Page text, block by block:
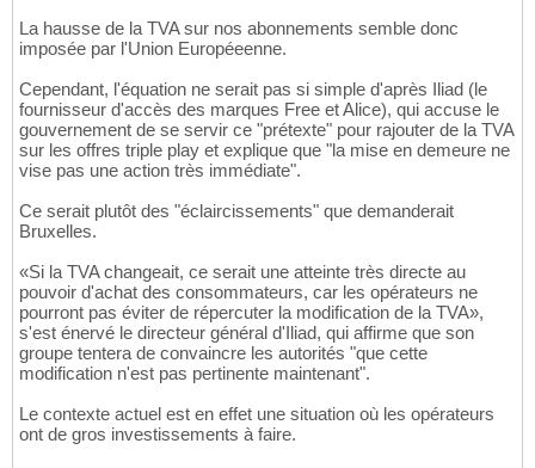
La hausse de la TVA sur nos abonnements semble donc
imposée par l'Union Européeenne.
Cependant, l'équation ne serait pas si simple d'après Iliad (le
fournisseur d'accès des marques Free et Alice), qui accuse le
gouvernement de se servir ce "prétexte" pour rajouter de la TVA
sur les offres triple play et explique que "la mise en demeure ne
vise pas une action très immédiate".
Ce serait plutôt des "éclaircissements" que demanderait
Bruxelles.
«Si la TVA changeait, ce serait une atteinte très directe au
pouvoir d'achat des consommateurs, car les opérateurs ne
pourront pas éviter de répercuter la modification de la TVA»,
s'est énervé le directeur général d'Iliad, qui affirme que son
groupe tentera de convaincre les autorités "que cette
modification n'est pas pertinente maintenant".
Le contexte actuel est en effet une situation où les opérateurs
ont de gros investissements à faire.